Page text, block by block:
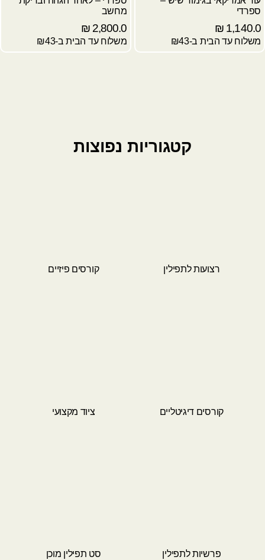
ספרדי
1,140.0
₪
משלוח עד הבית ב-₪43
מחשב
2,800.0
₪
משלוח עד הבית ב-₪43
קטגוריות נפוצות
רצועות לתפילין קורסים פיזיים
קורסים דיגיטליים ציוד מקצועי
פרשיות לתפילין סט תפילין מוכן